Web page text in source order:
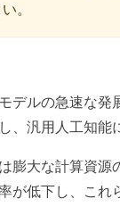
。
デルの急速な
、汎用人工知能
膨大な計算資
が低下し、これ